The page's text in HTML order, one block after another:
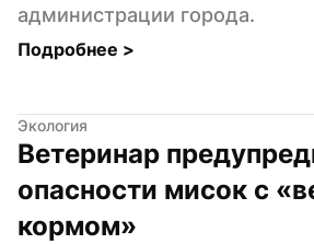
администрации города.
Подробнее >
Экология
Ветеринар
опасности мисок с
кормом»